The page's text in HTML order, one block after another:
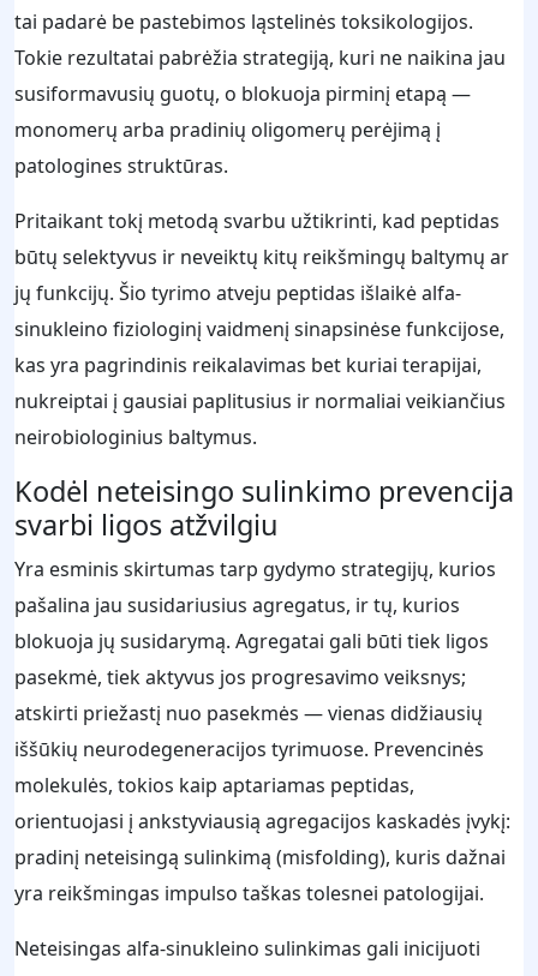
tai padarė be pastebimos ląstelinės toksikologijos.
Tokie rezultatai pabrėžia strategiją, kuri ne naikina jau
susiformavusių guotų, o blokuoja pirminį etapą —
monomerų arba pradinių oligomerų perėjimą į
patologines struktūras.
Pritaikant tokį metodą svarbu užtikrinti, kad peptidas
būtų selektyvus ir neveiktų kitų reikšmingų baltymų ar
jų funkcijų. Šio tyrimo atveju peptidas išlaikė alfa-
sinukleino fiziologinį vaidmenį sinapsinėse funkcijose,
kas yra pagrindinis reikalavimas bet kuriai terapijai,
nukreiptai į gausiai paplitusius ir normaliai veikiančius
neirobiologinius baltymus.
Kodėl neteisingo sulinkimo prevencija
svarbi ligos atžvilgiu
Yra esminis skirtumas tarp gydymo strategijų, kurios
pašalina jau susidariusius agregatus, ir tų, kurios
blokuoja jų susidarymą. Agregatai gali būti tiek ligos
pasekmė, tiek aktyvus jos progresavimo veiksnys;
atskirti priežastį nuo pasekmės — vienas didžiausių
iššūkių neurodegeneracijos tyrimuose. Prevencinės
molekulės, tokios kaip aptariamas peptidas,
orientuojasi į ankstyviausią agregacijos kaskadės įvykį:
pradinį neteisingą sulinkimą (misfolding), kuris dažnai
yra reikšmingas impulso taškas tolesnei patologijai.
Neteisingas alfa-sinukleino sulinkimas gali inicijuoti